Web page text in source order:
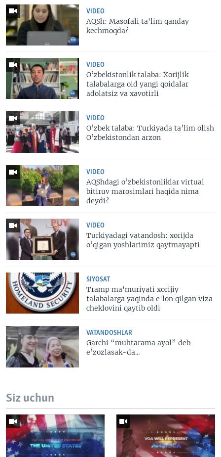
VIDEO
AQSh: Masofali ta'lim qanday
kechmoqda?
VIDEO
O’zbekistonlik talaba: Xorijlik
talabalarga oid yangi qoidalar
adolatsiz va xavotirli
VIDEO
O’zbek talaba: Turkiyada ta’lim olish
O’zbekistondan arzon
VIDEO
AQShdagi o’zbekistonliklar virtual
bitiruv marosimlari haqida nima
deydi?
VIDEO
Turkiyadagi vatandosh: xorijda
o’qigan yoshlarimiz qaytmayapti
SIYOSAT
Tramp ma'muriyati xorijiy
talabalarga yaqinda e'lon qilgan viza
cheklovini qaytib oldi
VATANDOSHLAR
Garchi “muhtarama ayol” deb
e’zozlasak-da...
Siz uchun